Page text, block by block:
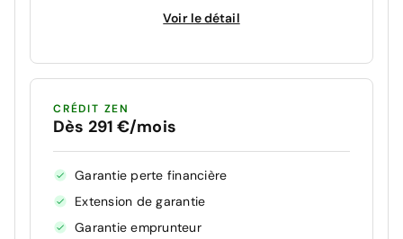
Voir le détail
CRÉDIT ZEN
Dès 291 €/mois
Garantie perte financière
Extension de garantie
Garantie emprunteur